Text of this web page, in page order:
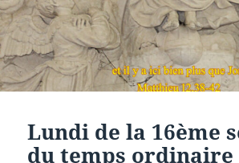
Lundi de la 16ème
du temps ordinaire